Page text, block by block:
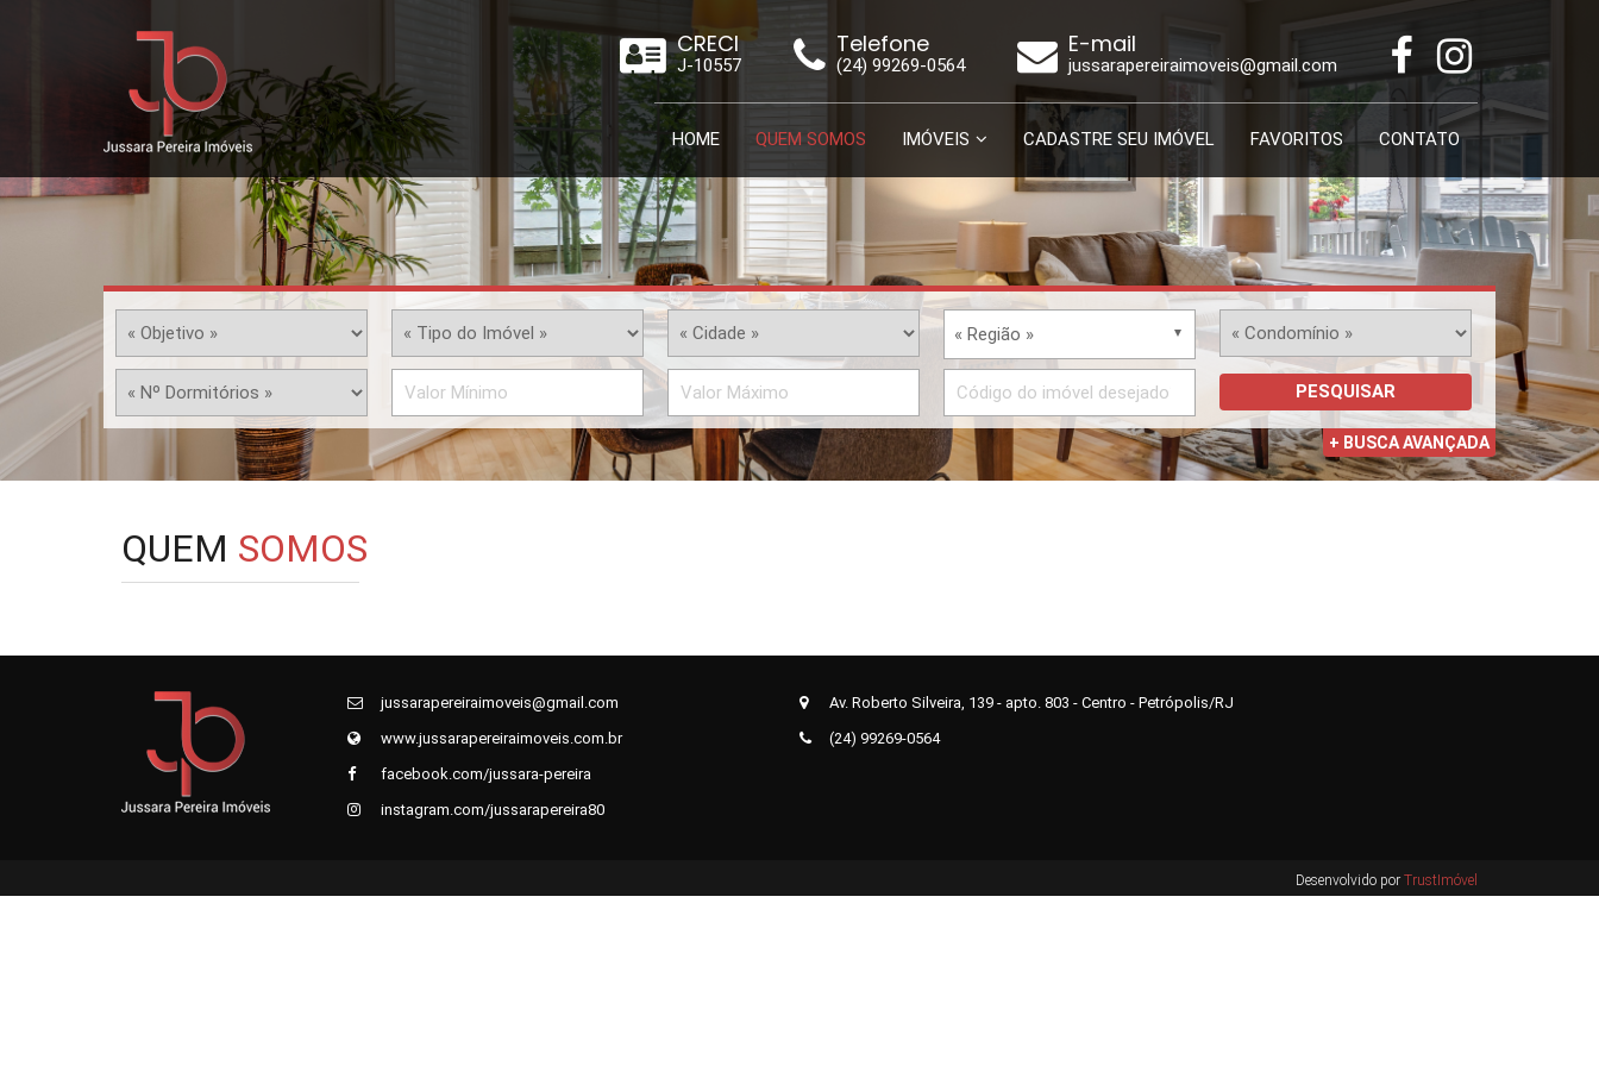
CRECI
J-10557
Telefone
(24) 99269-0564
E-mail
jussarapereiraimoveis@gmail.com
HOME QUEM SOMOS IMÓVEIS CADASTRE SEU IMÓVEL FAVORITOS CONTATO
« Região »
PESQUISAR
+ BUSCA AVANÇADA
QUEM SOMOS
jussarapereiraimoveis@gmail.com
www.jussarapereiraimoveis.com.br
facebook.com/jussara-pereira
instagram.com/jussarapereira80
Av. Roberto Silveira, 139 - apto. 803 - Centro - Petrópolis/RJ
(24) 99269-0564
Desenvolvido por TrustImóvel